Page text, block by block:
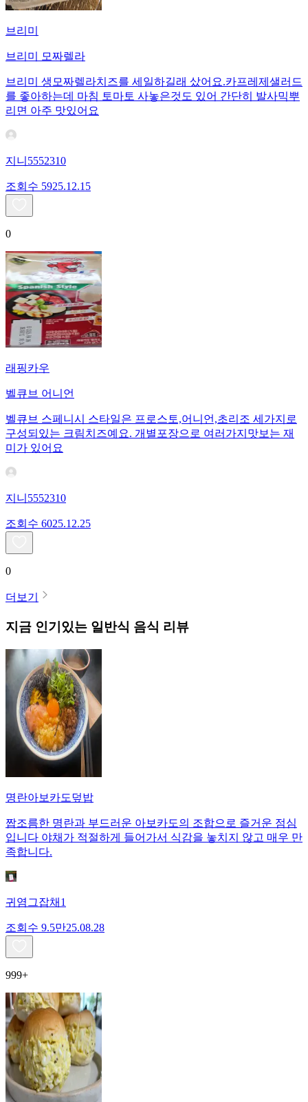
브리미
브리미 모짜렐라
브리미 생모짜렐라치즈를 세일하길래 샀어요.카프레제샐러드
를 좋아하는데 마침 토마토 사놓은것도 있어 간단히 발사믹뿌
리면 아주 맛있어요
지니5552310
조회수 5925.12.15
0
래핑카우
벨큐브 어니언
벨큐브 스페니시 스타일은 프로스토,어니언,초리조 세가지로
구성되있는 크림치즈예요. 개별포장으로 여러가지맛보는 재
미가 있어요
지니5552310
조회수 6025.12.25
0
더보기
지금 인기있는 일반식 음식 리뷰
명란아보카도덮밥
짭조름한 명란과 부드러운 아보카도의 조합으로 즐거운 점심
입니다 야채가 적절하게 들어가서 식감을 놓치지 않고 매우 만
족합니다.
귀염그잡채1
조회수 9.5만25.08.28
999+